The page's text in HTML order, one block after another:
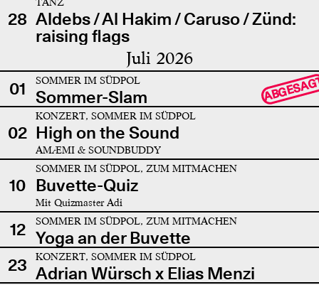
28 Aldebs / Al Hakim / Caruso / Zünd:
raising flags
Juli 2026
01 SOMMER IM SÜDPOL
Sommer-Slam
02
KONZERT, SOMMER IM SÜDPOL
High on the Sound
AMÆMI & SOUNDBUDDY
10
SOMMER IM SÜDPOL, ZUM MITMACHEN
Buvette-Quiz
Mit Quizmaster Adi
12 SOMMER IM SÜDPOL, ZUM MITMACHEN
Yoga an der Buvette
23
KONZERT, SOMMER IM SÜDPOL
Adrian Würsch x Elias Menzi